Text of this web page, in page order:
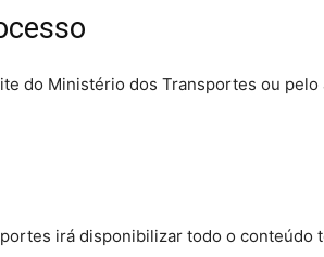
do Ministério dos Transportes ou
irá disponibilizar todo o conteúdo